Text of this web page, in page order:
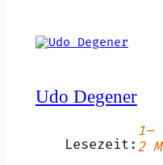
Udo Degener
Lesezeit:
1–
2